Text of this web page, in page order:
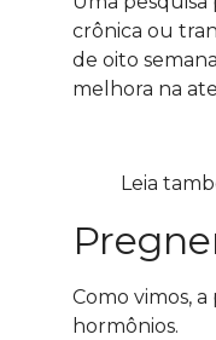
crônica ou
de oito
melhora na
Leia
Como vimos,
hormônios.